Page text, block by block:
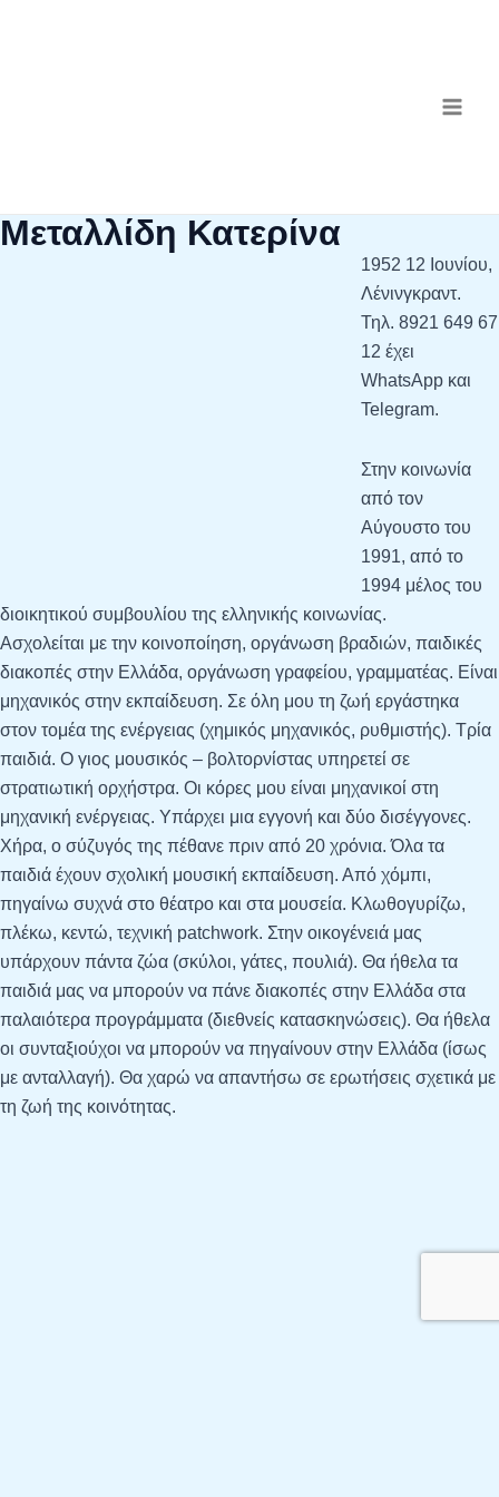
Μεταλλίδη Κατερίνα
1952 12 Ιουνίου,
Λένινγκραντ.
Τηλ. 8921 649 67
12 έχει
WhatsApp και
Telegram.
Στην κοινωνία
από τον
Αύγουστο του
1991, από το
1994 μέλος του
διοικητικού συμβουλίου της ελληνικής κοινωνίας.
Ασχολείται με την κοινοποίηση, οργάνωση βραδιών, παιδικές
διακοπές στην Ελλάδα, οργάνωση γραφείου, γραμματέας. Είναι
μηχανικός στην εκπαίδευση. Σε όλη μου τη ζωή εργάστηκα
στον τομέα της ενέργειας (χημικός μηχανικός, ρυθμιστής). Τρία
παιδιά. Ο γιος μουσικός – βολτορνίστας υπηρετεί σε
στρατιωτική ορχήστρα. Οι κόρες μου είναι μηχανικοί στη
μηχανική ενέργειας. Υπάρχει μια εγγονή και δύο δισέγγονες.
Χήρα, ο σύζυγός της πέθανε πριν από 20 χρόνια. Όλα τα
παιδιά έχουν σχολική μουσική εκπαίδευση. Από χόμπι,
πηγαίνω συχνά στο θέατρο και στα μουσεία. Κλωθογυρίζω,
πλέκω, κεντώ, τεχνική patchwork. Στην οικογένειά μας
υπάρχουν πάντα ζώα (σκύλοι, γάτες, πουλιά). Θα ήθελα τα
παιδιά μας να μπορούν να πάνε διακοπές στην Ελλάδα στα
παλαιότερα προγράμματα (διεθνείς κατασκηνώσεις). Θα ήθελα
οι συνταξιούχοι να μπορούν να πηγαίνουν στην Ελλάδα (ίσως
με ανταλλαγή). Θα χαρώ να απαντήσω σε ερωτήσεις σχετικά με
τη ζωή της κοινότητας.